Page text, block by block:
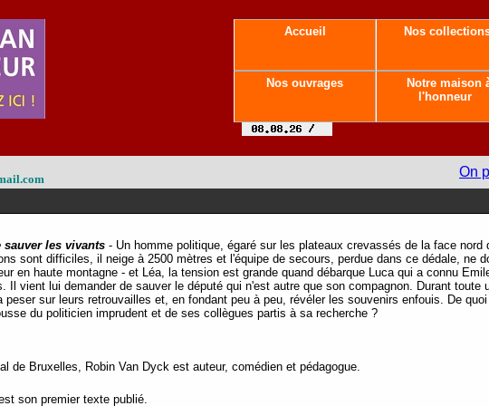
Accueil Nos
Nos ouvrages
Notre maison
l'honneur
On
sauver les vivants - Un homme politique, égaré sur les plateaux crevassés de la face nord
sont difficiles, il neige à 2500 mètres et l'équipe de secours, perdue dans ce dédale, ne
en haute montagne - et Léa, la tension est grande quand débarque Luca qui a connu
Il vient lui demander de sauver le député qui n'est autre que son compagnon. Durant toute
sur leurs retrouvailles et, en fondant peu à peu, révéler les souvenirs enfouis. De
du politicien imprudent et de ses collègues partis à sa recherche ?
de Bruxelles, Robin Van Dyck est auteur, comédien et pédagogue.
son premier texte publié.